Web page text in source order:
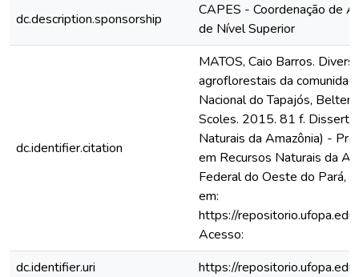
dc.description.sponsorship
CAPES - Coordenação de
de Nível Superior
dc.identifier.citation
MATOS, Caio Barros.
agroflorestais da
Nacional do Tapajós,
Scoles. 2015. 81 f.
Naturais da Amazônia) -
em Recursos Naturais da
Federal do Oeste do Pará,
em:
https://
Acesso:
dc.identifier.uri
https://